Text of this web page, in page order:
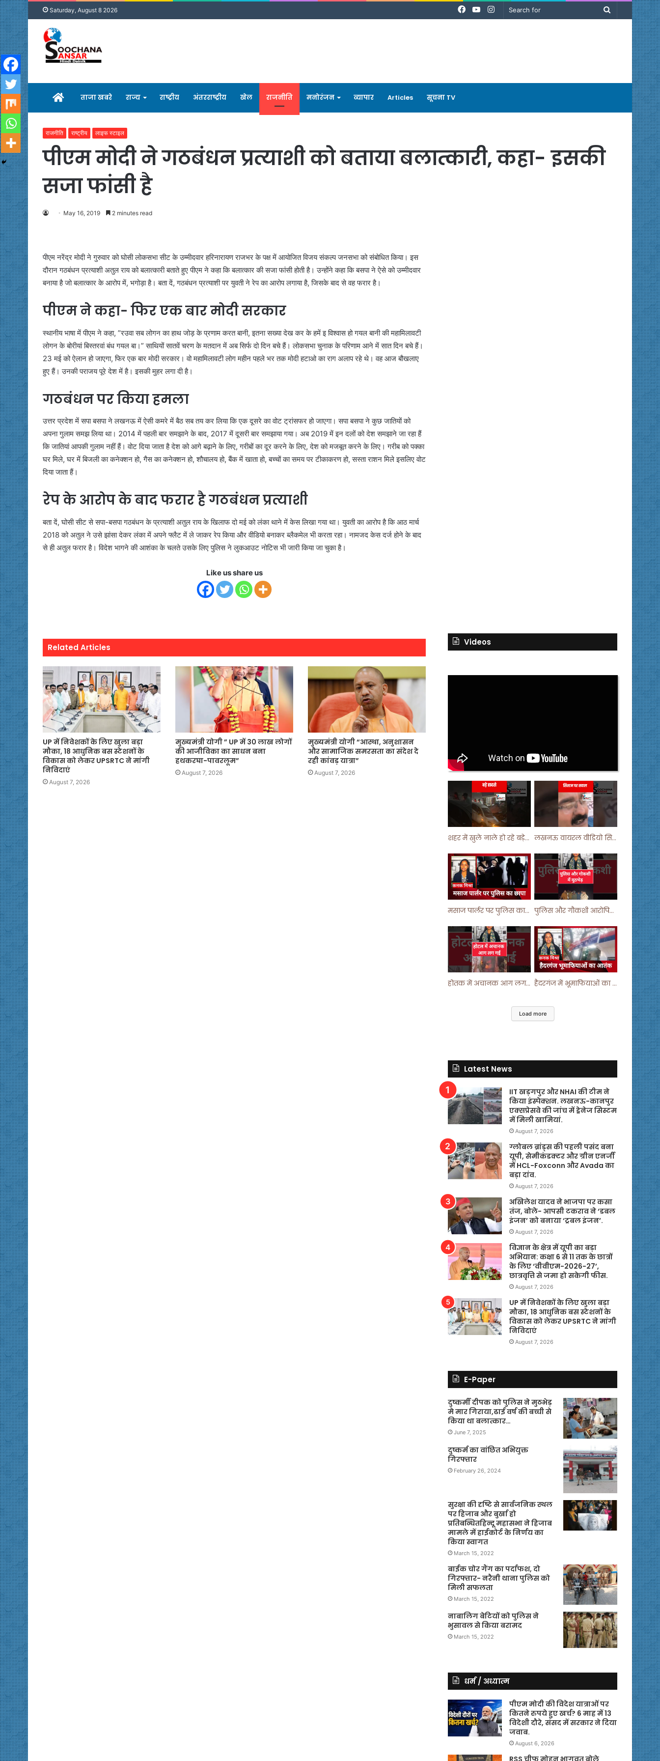
Saturday, August 8 2026
Search
Instagram
YouTube
Facebook
होम ताजा खबरे राज्य राष्ट्रीय अंतरराष्ट्रीय खेल राजनीति मनोरंजन व्यापार Articles सूचना TV
राजनीति राष्ट्रीय लाइफ स्टाइल
पीएम मोदी ने गठबंधन प्रत्याशी को बताया बलात्कारी, कहा- इसकी
सजा फांसी है
May 16, 2019 2 minutes read
पीएम नरेंद्र मोदी ने गुरुवार को घोसी लोकसभा सीट के उम्मीदवार हरिनारायण राजभर के पक्ष में आयोजित विजय संकल्प जनसभा को संबोधित किया। इस
दौरान गठबंधन प्रत्याशी अतुल राय को बलात्कारी बताते हुए पीएम ने कहा कि बलात्कार की सजा फांसी होती है। उन्होंने कहा कि बसपा ने ऐसे को उम्मीदवार
बनाया है जो बलात्कार के आरोप में, भगोड़ा है। बता दें, गठबंधन प्रत्याशी पर युवती ने रेप का आरोप लगाया है, जिसके बाद से वह फरार है।
पीएम ने कहा- फिर एक बार मोदी सरकार
स्थानीय भाषा में पीएम ने कहा, ”रउवा सब लोगन का हाथ जोड़ के प्रणाम करत बानी, इतना सख्या देख कर के हमें इ विश्वास हो गयल बानी की महामिलावटी
लोगन के बोरीयां बिस्तरवां बंध गयल बा।” साथियों सातवें चरण के मतदान में अब सिर्फ दो दिन बचे हैं। लोकसभा चुनाक के परिणाम आने में सात दिन बचे हैं।
23 मई को ऐलान हो जाएगा, फिर एक बार मोदी सरकार। वो महामिलावटी लोग महीन पहले भर तक मोदी हटाओ का राग अलाप रहे थे। वह आज बौखलाए
हुए हैं। उनकी पराजय पूरे देश में है। इसकी मुहर लगा दी है।
गठबंधन पर किया हमला
उत्तर प्रदेश में सपा बसपा ने लखनऊ में ऐसी कमरे में बैठ सब तय कर लिया कि एक दूसरे का वोट ट्रांसफर हो जाएगा। सपा बसपा ने कुछ जातियों को
अपना गुलाम समझ लिया था। 2014 में पहली बार समझाने के बाद, 2017 में दूसरी बार समझाया गया। अब 2019 में इन दलों को देश समझाने जा रहा हैं
कि जातियां आपकी गुलाम नहीं हैं। वोट दिया जाता है देश को आगे बढ़ाने के लिए, गरीबों का दूर करने के लिए, देश को मजबूत करने के लिए। गरीब को पक्का
घर मिले, घर में बिजली का कनेक्शन हो, गैस का कनेक्शन हो, शौचालय हो, बैंक में खाता हो, बच्चों का समय पर टीकाकरण हो, सस्ता राशन मिले इसलिए वोट
दिया जाता हैं।
रेप के आरोप के बाद फरार है गठबंधन प्रत्याशी
बता दें, घोसी सीट से सपा-बसपा गठबंधन के प्रत्याशी अतुल राय के खिलाफ दो मई को लंका थाने में केस लिखा गया था। युवती का आरोप है कि आठ मार्च
2018 को अतुल ने उसे झांसा देकर लंका में अपने फ्लैट में ले जाकर रेप किया और वीडियो बनाकर ब्लैकमेल भी करता रहा। नामजद केस दर्ज होने के बाद
से ही अतुल फरार है। विदेश भागने की आशंका के चलते उसके लिए पुलिस ने लुकआउट नोटिस भी जारी किया जा चुक‍ा है।
Like us share us
Related Articles
UP में निवेशकों के लिए खुला बड़ा
मौका, 18 आधुनिक बस स्टेशनों के
विकास को लेकर UPSRTC ने मांगी
निविदाएं
August 7, 2026
मुख्यमंत्री योगी ” UP में 30 लाख लोगों
की आजीविका का साधन बना
हथकरघा-पावरलूम”
August 7, 2026
मुख्यमंत्री योगी “आस्था, अनुशासन
और सामाजिक समरसता का संदेश दे
रही कांवड़ यात्रा”
August 7, 2026
Videos
शहर में खुले नाले हो रहे बड़े हादसे ! #shortsvideo #shorts लखनऊ वायरल वीडियो सिस्टम पर सवाल ! #shorts #shortvideo
मसाज पार्लर पर पुलिस का छापा ! #viralvideo #trending #parlour पुलिस और गौकशी आरोपियों में मुठभेड़ ! #shortvideo #shorts #shortsfeed
होतक में अचानक आग लगने से मचा हड़कंप ! #shortsfeed #shorts #viralshorts हैदरगंज में भूमाफियाओं का आतंक ! #upnews #viral #viralvideo
Load more
Latest News
IIT खड़गपुर और NHAI की टीम ने
किया इंस्पेक्शन. लखनऊ-कानपुर
एक्सप्रेसवे की जांच में ड्रेनेज सिस्टम
में मिली खामियां.
August 7, 2026
ग्लोबल ब्रांड्स की पहली पसंद बना
यूपी, सेमीकंडक्टर और ग्रीन एनर्जी
में HCL-Foxconn और Avada का
बड़ा दांव.
August 7, 2026
अखिलेश यादव ने भाजपा पर कसा
तंज, बोले- आपसी टकराव ने ‘डबल
इंजन’ को बनाया ‘ट्रबल इंजन’.
August 7, 2026
विज्ञान के क्षेत्र में यूपी का बड़ा
अभियान: कक्षा 6 से 11 तक के छात्रों
के लिए ‘वीवीएम-2026-27’,
छात्रवृत्ति से जमा हो सकेगी फीस.
August 7, 2026
UP में निवेशकों के लिए खुला बड़ा
मौका, 18 आधुनिक बस स्टेशनों के
विकास को लेकर UPSRTC ने मांगी
निविदाएं
August 7, 2026
E-Paper
दुष्कर्मी दीपक को पुलिस ने मुठभेड़
मे मार गिराया,ढाई वर्ष की बच्ची से
किया था बलात्कार…
June 7, 2025
दुष्कर्म का वांछित अभियुक्त
गिरफ्तार
February 26, 2024
सुरक्षा की दृष्टि से सार्वजनिक स्थल
पर हिजाब और बुर्खा हो
प्रतिबन्धितहिन्दू महासभा ने हिजाब
मामले में हाईकोर्ट के निर्णय का
किया स्वागत
March 15, 2022
बाईक चोर गैंग का पर्दाफश, दो
गिरफ्तार- नरैनी थाना पुलिस को
मिली सफलता
March 15, 2022
नाबालिग बेटियों को पुलिस ने
भुसावल से किया बरामद
March 15, 2022
धर्म / अध्यात्म
पीएम मोदी की विदेश यात्राओं पर
कितने रुपये हुए खर्च? 6 माह में 13
विदेशी दौरे, संसद में सरकार ने दिया
जवाब.
August 6, 2026
RSS चीफ मोहन भागवत बोले